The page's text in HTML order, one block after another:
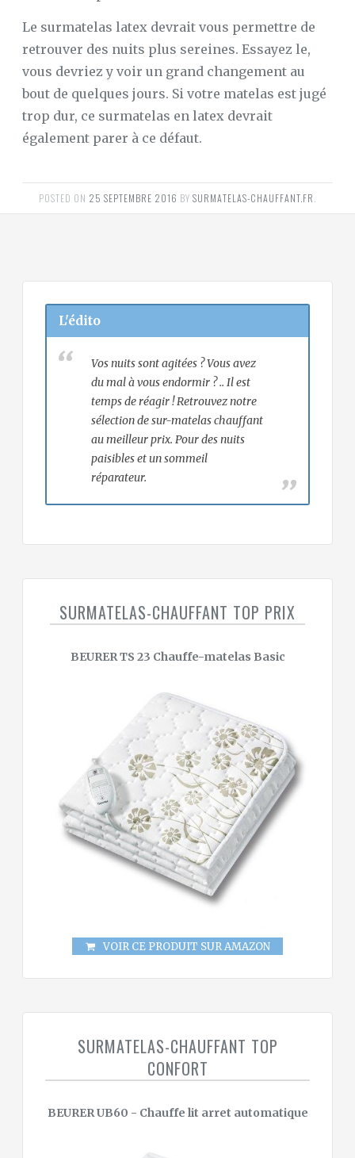
Le surmatelas latex devrait vous permettre de
retrouver des nuits plus sereines. Essayez le,
vous devriez y voir un grand changement au
bout de quelques jours. Si votre matelas est jugé
trop dur, ce surmatelas en latex devrait
également parer à ce défaut.
POSTED ON 25 SEPTEMBRE 2016 BY SURMATELAS-CHAUFFANT.FR
L'édito
Vos nuits sont agitées ? Vous avez
du mal à vous endormir ? .. Il est
temps de réagir ! Retrouvez notre
sélection de sur-matelas chauffant
au meilleur prix. Pour des nuits
paisibles et un sommeil
réparateur.
SURMATELAS-CHAUFFANT TOP PRIX
BEURER TS 23 Chauffe-matelas Basic
VOIR CE PRODUIT SUR AMAZON
SURMATELAS-CHAUFFANT TOP
CONFORT
BEURER UB60 - Chauffe lit arret automatique